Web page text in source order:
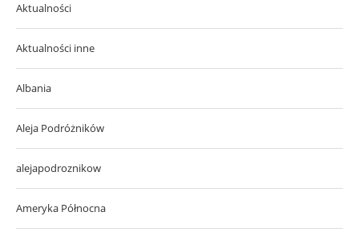
Aktualności
Aktualności inne
Albania
Aleja Podróżników
alejapodroznikow
Ameryka Północna